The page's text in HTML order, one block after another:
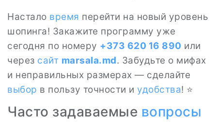
Настало время перейти на новый уровень
шопинга! Закажите программу уже
сегодня по номеру +373 620 16 890 или
через сайт marsala.md. Забудьте о мифах
и неправильных размерах — сделайте
выбор в пользу точности и удобства! ⭐
Часто задаваемые вопросы